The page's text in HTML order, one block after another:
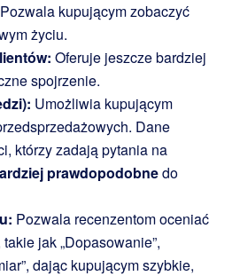
Pozwala kupującym zobaczyć
życiu.
Oferuje jeszcze bardziej
spojrzenie.
Umożliwia kupującym
Dane
którzy zadają pytania na
prawdopodobnedo
Pozwala recenzentom oceniać
jak „Dopasowanie”,
dając kupującym szybkie,